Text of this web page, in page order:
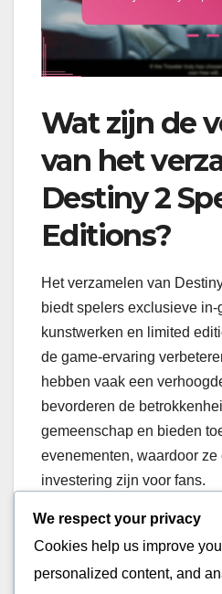
Wat zijn de
van het
Destiny 2
Editions?
Het verzamelen van
biedt spelers exclusieve
kunstwerken en limited
de game-ervaring
hebben vaak een
bevorderen de
gemeenschap en bieden
evenementen, waardoor
investering zijn voor fans.
Exclusieve in-
Een van de belangrijkste
We respect your privacy
Cookies help us improve
personalized content, and